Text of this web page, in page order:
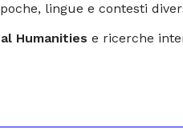
lingue e contesti
Humanities e ricerche